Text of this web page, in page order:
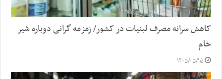
کاهش سرانه مصرف لبنیات در کشور/ زمزمه گرانی دوباره شیر
خام
۱۴۰۵/۰۵/۱۵